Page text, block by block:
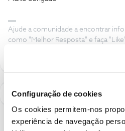
Configuração de cookies
Os cookies permitem-nos
experiência de navegação
Ajude a comunidade a encontrar
como "Melhor Resposta" e faça